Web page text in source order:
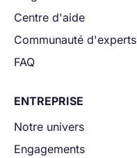
Centre d'aide
Communauté d'experts
FAQ
ENTREPRISE
Notre univers
Engagements